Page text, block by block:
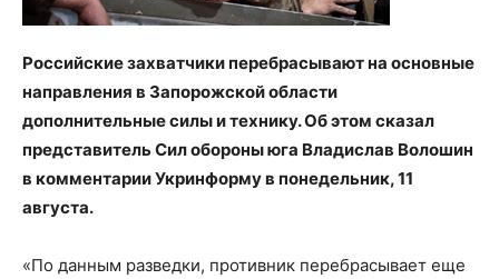
Российские захватчики перебрасывают на основные
направления в Запорожской области
дополнительные силы и технику. Об этом сказал
представитель Сил обороны юга Владислав Волошин
в комментарии Укринформу в понедельник, 11
августа.
«По данным разведки, противник перебрасывает еще